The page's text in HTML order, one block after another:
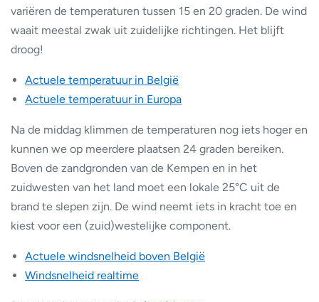
variëren de temperaturen tussen 15 en 20 graden. De wind
waait meestal zwak uit zuidelijke richtingen. Het blijft
droog!
Actuele temperatuur in België
Actuele temperatuur in Europa
Na de middag klimmen de temperaturen nog iets hoger en
kunnen we op meerdere plaatsen 24 graden bereiken.
Boven de zandgronden van de Kempen en in het
zuidwesten van het land moet een lokale 25°C uit de
brand te slepen zijn. De wind neemt iets in kracht toe en
kiest voor een (zuid)westelijke component.
Actuele windsnelheid boven België
Windsnelheid realtime